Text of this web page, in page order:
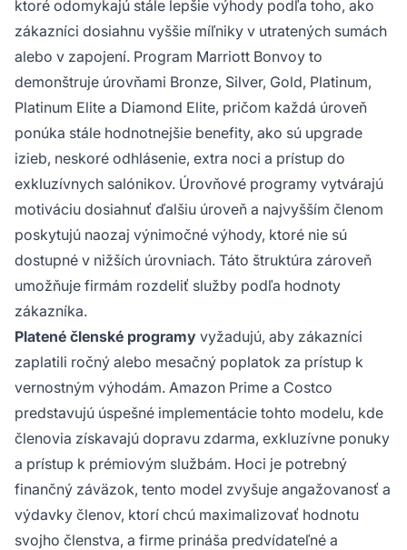
ktoré odomykajú stále lepšie výhody podľa toho, ako
zákazníci dosiahnu vyššie míľniky v utratených sumách
alebo v zapojení. Program Marriott Bonvoy to
demonštruje úrovňami Bronze, Silver, Gold, Platinum,
Platinum Elite a Diamond Elite, pričom každá úroveň
ponúka stále hodnotnejšie benefity, ako sú upgrade
izieb, neskoré odhlásenie, extra noci a prístup do
exkluzívnych salónikov. Úrovňové programy vytvárajú
motiváciu dosiahnuť ďalšiu úroveň a najvyšším členom
poskytujú naozaj výnimočné výhody, ktoré nie sú
dostupné v nižších úrovniach. Táto štruktúra zároveň
umožňuje firmám rozdeliť služby podľa hodnoty
zákazníka.
Platené členské programy vyžadujú, aby zákazníci
zaplatili ročný alebo mesačný poplatok za prístup k
vernostným výhodám. Amazon Prime a Costco
predstavujú úspešné implementácie tohto modelu, kde
členovia získavajú dopravu zdarma, exkluzívne ponuky
a prístup k prémiovým službám. Hoci je potrebný
finančný záväzok, tento model zvyšuje angažovanosť a
výdavky členov, ktorí chcú maximalizovať hodnotu
svojho členstva, a firme prináša predvídateľné a